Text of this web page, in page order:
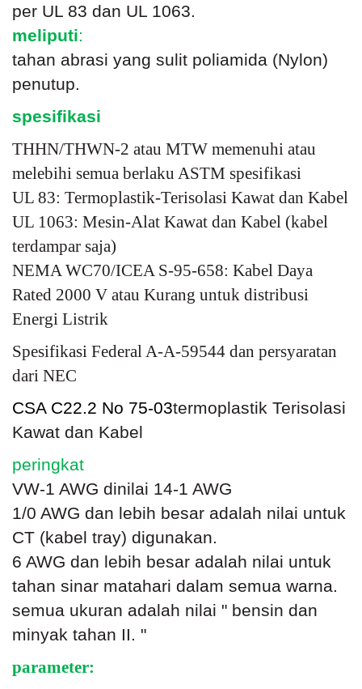
per UL 83 dan UL 1063.
meliputi:
tahan abrasi yang sulit poliamida (Nylon)
penutup.
spesifikasi
THHN/THWN-2 atau MTW memenuhi atau
melebihi semua berlaku ASTM spesifikasi
UL 83: Termoplastik-Terisolasi Kawat dan Kabel
UL 1063: Mesin-Alat Kawat dan Kabel (kabel
terdampar saja)
NEMA WC70/ICEA S-95-658: Kabel Daya
Rated 2000 V atau Kurang untuk distribusi
Energi Listrik
Spesifikasi Federal A-A-59544 dan persyaratan
dari NEC
CSA C22.2 No 75-03termoplastik Terisolasi
Kawat dan Kabel
peringkat
VW-1 AWG dinilai 14-1 AWG
1/0 AWG dan lebih besar adalah nilai untuk
CT (kabel tray) digunakan.
6 AWG dan lebih besar adalah nilai untuk
tahan sinar matahari dalam semua warna.
semua ukuran adalah nilai " bensin dan
minyak tahan II. "
parameter: